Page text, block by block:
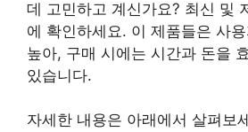
데 고민하고 계신가요? 최신 및
에 확인하세요. 이 제품들은 사
높아, 구매 시에는 시간과 돈을
있습니다.
자세한 내용은 아래에서 살펴보